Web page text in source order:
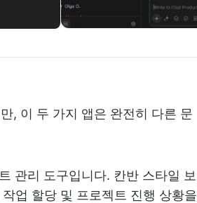
, 이 두 가지 앱은 완전히 다른 문
관리 도구입니다. 칸반 스타일 보
업 할당 및 프로젝트 진행 상황을